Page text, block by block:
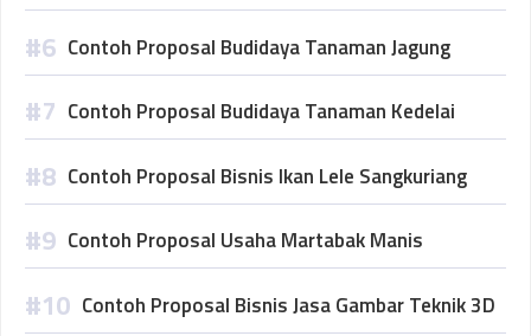
Contoh Proposal Budidaya Tanaman Jagung
Contoh Proposal Budidaya Tanaman Kedelai
Contoh Proposal Bisnis Ikan Lele Sangkuriang
Contoh Proposal Usaha Martabak Manis
Contoh Proposal Bisnis Jasa Gambar Teknik 3D